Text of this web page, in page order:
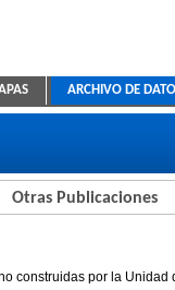
ARCHIVO DE
Otras Publicaciones
construidas por la Unidad